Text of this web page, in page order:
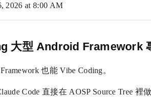
2026 at 8:00 AM
大型 Android Framework
也能 Vibe Coding。
Code 直接在 AOSP Source Tree